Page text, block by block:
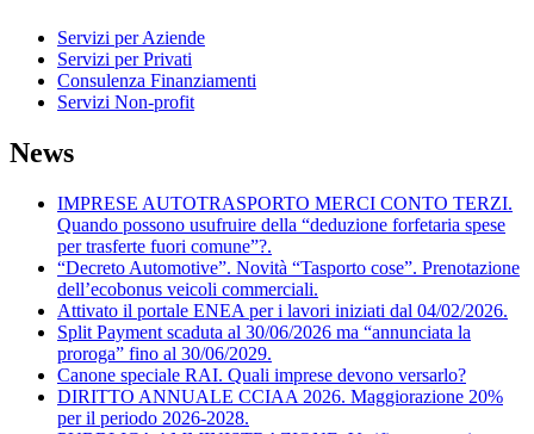
Servizi per Aziende
Servizi per Privati
Consulenza Finanziamenti
Servizi Non-profit
News
IMPRESE AUTOTRASPORTO MERCI CONTO TERZI.
Quando possono usufruire della “deduzione forfetaria spese
per trasferte fuori comune”?.
“Decreto Automotive”. Novità “Tasporto cose”. Prenotazione
dell’ecobonus veicoli commerciali.
Attivato il portale ENEA per i lavori iniziati dal 04/02/2026.
Split Payment scaduta al 30/06/2026 ma “annunciata la
proroga” fino al 30/06/2029.
Canone speciale RAI. Quali imprese devono versarlo?
DIRITTO ANNUALE CCIAA 2026. Maggiorazione 20%
per il periodo 2026-2028.